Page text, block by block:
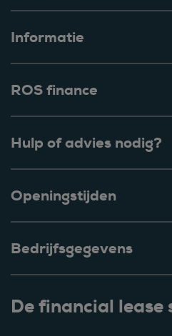
Informatie
ROS finance
Hulp of advies nodig?
Openingstijden
Bedrijfsgegevens
De financial lease